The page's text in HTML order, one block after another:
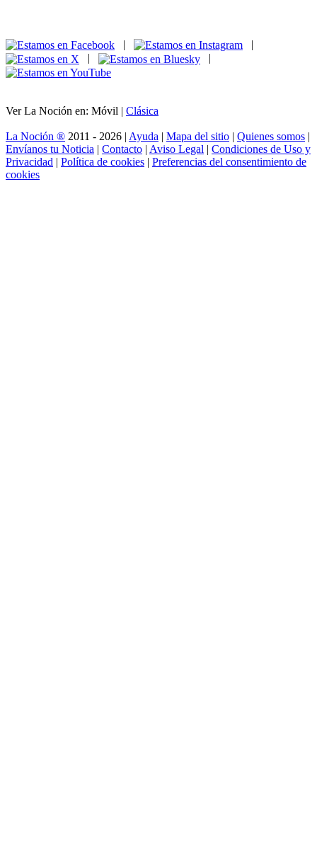
|
|
|
|
Ver La Noción en: Móvil | Clásica
La Noción ® 2011 - 2026 | Ayuda | Mapa del sitio | Quienes somos |
Envíanos tu Noticia | Contacto | Aviso Legal | Condiciones de Uso y
Privacidad | Política de cookies | Preferencias del consentimiento de
cookies